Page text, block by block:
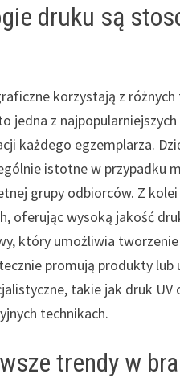
druku są
korzystają z
jedna z
każdego egzemplarza.
istotne w przypadku
grupy odbiorców. Z
oferując wysoką jakość
który umożliwia
promują produkty
takie jak druk
technikach.
trendy w